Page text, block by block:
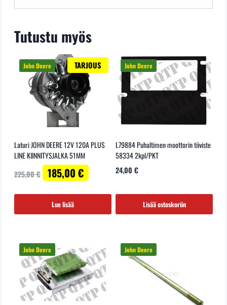
Tutustu myös
TARJOUS
Laturi JOHN DEERE 12V 120A PLUS
LINE KIINNITYSJALKA 51MM
225,00€Alkuperäinen
hinta
oli:
225,00 €.
185,00 € Nykyinen
hinta
on:
Lue lisää
L79884 Puhaltimen moottorin tiiviste
58334 2kpl/PKT
24,00 €
Lisää ostoskoriin